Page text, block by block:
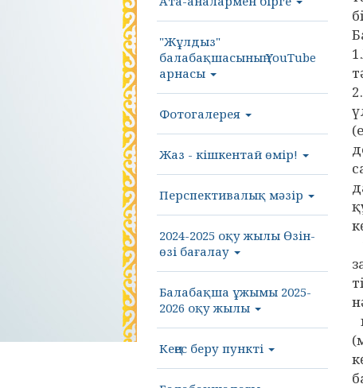
"Жұлдыз"
балабақшасының YouTube
арнасы
Фотогалерея
Жаз - кішкентай өмір!
Перспективалық мәзір
2024-2025 оқу жылы Өзін-
өзі бағалау
Балабақша ұжымы 2025-
2026 оқу жылы
Кеңес беру пункті